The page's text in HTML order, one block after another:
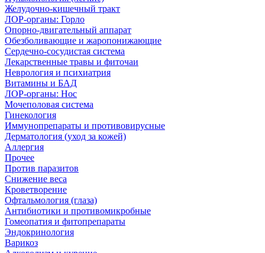
Желудочно-кишечный тракт
ЛОР-органы: Горло
Опорно-двигательный аппарат
Обезболивающие и жаропонижающие
Сердечно-сосудистая система
Лекарственные травы и фиточаи
Неврология и психиатрия
Витамины и БАД
ЛОР-органы: Нос
Мочеполовая система
Гинекология
Иммунопрепараты и противовирусные
Дерматология (уход за кожей)
Аллергия
Прочее
Против паразитов
Снижение веса
Кроветворение
Офтальмология (глаза)
Антибиотики и противомикробные
Гомеопатия и фитопрепараты
Эндокринология
Варикоз